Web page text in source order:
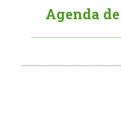
Agenda